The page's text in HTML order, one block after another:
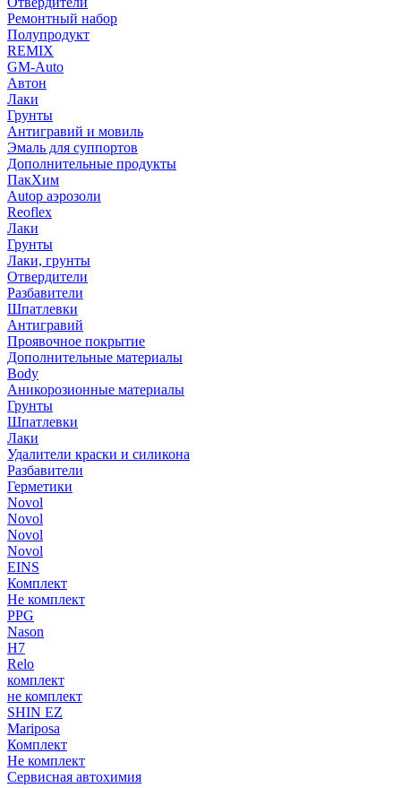
Ремонтный набор
Полупродукт
REMIX
GM-Auto
Автон
Лаки
Грунты
Антигравий и мовиль
Эмаль для суппортов
Дополнительные продукты
ПакХим
Autop аэрозоли
Reoflex
Лаки
Грунты
Лаки, грунты
Отвердители
Разбавители
Шпатлевки
Антигравий
Проявочное покрытие
Дополнительные материалы
Body
Аникорозионные материалы
Грунты
Шпатлевки
Лаки
Удалители краски и силикона
Разбавители
Герметики
Novol
Novol
Novol
Novol
EINS
Комплект
Не комплект
PPG
Nason
H7
Relo
комплект
не комплект
SHIN EZ
Mariposa
Комплект
Не комплект
Сервисная автохимия